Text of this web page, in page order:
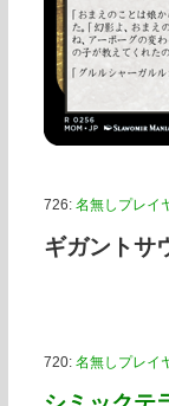
726: 名無しプレイ
ギガントサ
720: 名無しプレイ